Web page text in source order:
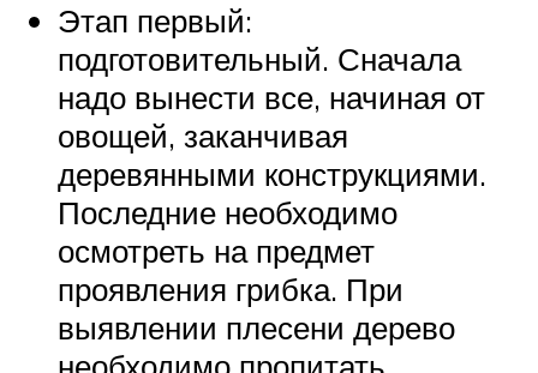
Этап первый:
подготовительный. Сначала
надо вынести все, начиная от
овощей, заканчивая
деревянными конструкциями.
Последние необходимо
осмотреть на предмет
проявления грибка. При
выявлении плесени дерево